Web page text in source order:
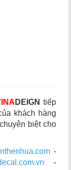
DEIGN tiếp
khách hàng
biệt cho
-
-